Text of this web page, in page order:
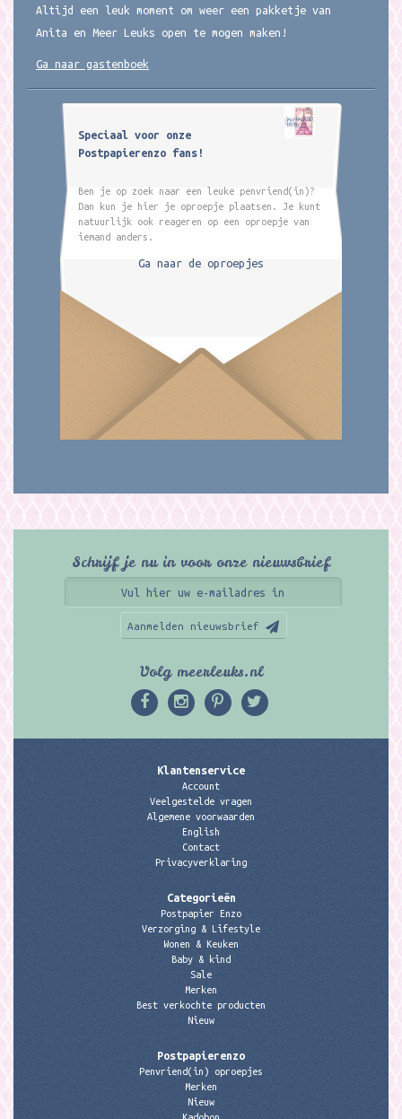
Altijd een leuk moment om weer een pakketje van
Anita en Meer Leuks open te mogen maken!
Ga naar gastenboek
Speciaal voor onze
Postpapierenzo fans!
Ben je op zoek naar een leuke penvriend(in)?
Dan kun je hier je oproepje plaatsen. Je kunt
natuurlijk ook reageren op een oproepje van
iemand anders.
Ga naar de oproepjes
Schrijf je nu in voor onze nieuwsbrief
Aanmelden nieuwsbrief
Volg meerleuks.nl
Klantenservice
Account
Veelgestelde vragen
Algemene voorwaarden
English
Contact
Privacyverklaring
Categorieën
Postpapier Enzo
Verzorging & Lifestyle
Wonen & Keuken
Baby & kind
Sale
Merken
Best verkochte producten
Nieuw
Postpapierenzo
Penvriend(in) oproepjes
Merken
Nieuw